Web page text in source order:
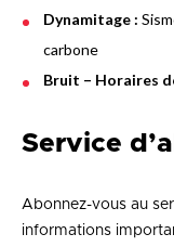
Dynamitage :
carbone
Bruit – Horaires
Service
Abonnez-vous au
informations